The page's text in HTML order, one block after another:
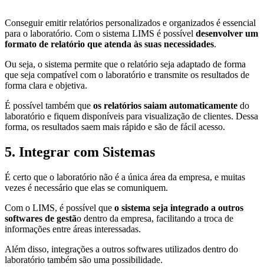
Conseguir emitir relatórios personalizados e organizados é essencial
para o laboratório. Com o sistema LIMS é possível desenvolver um
formato de relatório que atenda às suas necessidades.
Ou seja, o sistema permite que o relatório seja adaptado de forma
que seja compatível com o laboratório e transmite os resultados de
forma clara e objetiva.
É possível também que os relatórios saiam automaticamente do
laboratório e fiquem disponíveis para visualização de clientes. Dessa
forma, os resultados saem mais rápido e são de fácil acesso.
5. Integrar com Sistemas
É certo que o laboratório não é a única área da empresa, e muitas
vezes é necessário que elas se comuniquem.
Com o LIMS, é possível que o sistema seja integrado a outros
softwares de gestão dentro da empresa, facilitando a troca de
informações entre áreas interessadas.
Além disso, integrações a outros softwares utilizados dentro do
laboratório também são uma possibilidade.